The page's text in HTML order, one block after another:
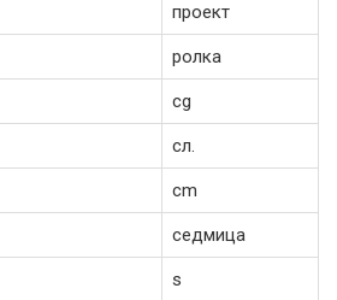
проект
ролка
cg
сл.
cm
седмица
s